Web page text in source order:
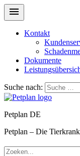
Kontakt
Dokumente
Suche nach:
Petplan DE
Petplan – Die